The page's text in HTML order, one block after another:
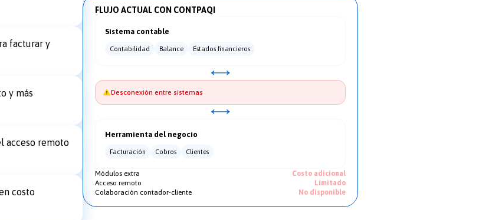
facturar y
y más
acceso remoto
costo
FLUJO ACTUAL CON CONTPAQI
Sistema contable
Contabilidad Balance Estados financieros
Desconexión entre sistemas
Herramienta del negocio
Facturación Cobros Clientes
Módulos extra
Costo adicional
Acceso remoto
Limitado
Colaboración contador-cliente
No disponible